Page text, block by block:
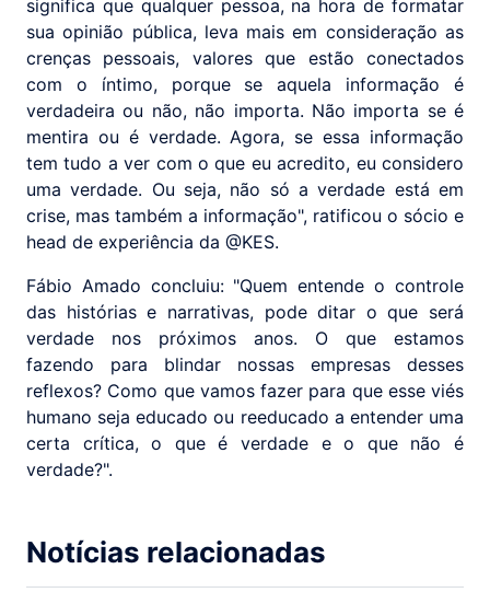
significa que qualquer pessoa, na hora de formatar
sua opinião pública, leva mais em consideração as
crenças pessoais, valores que estão conectados
com o íntimo, porque se aquela informação é
verdadeira ou não, não importa. Não importa se é
mentira ou é verdade. Agora, se essa informação
tem tudo a ver com o que eu acredito, eu considero
uma verdade. Ou seja, não só a verdade está em
crise, mas também a informação", ratificou o sócio e
head de experiência da @KES.
Fábio Amado concluiu: "Quem entende o controle
das histórias e narrativas, pode ditar o que será
verdade nos próximos anos. O que estamos
fazendo para blindar nossas empresas desses
reflexos? Como que vamos fazer para que esse viés
humano seja educado ou reeducado a entender uma
certa crítica, o que é verdade e o que não é
verdade?".
Notícias relacionadas